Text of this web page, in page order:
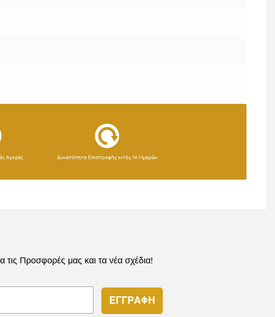
Προσφορές μας και τα νέα σχέδια!
ΕΓΓΡΑΦΗ